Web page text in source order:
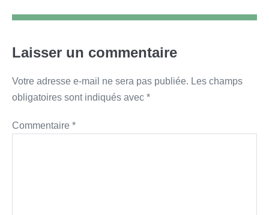
Laisser un commentaire
Votre adresse e-mail ne sera pas publiée. Les champs
obligatoires sont indiqués avec *
Commentaire *